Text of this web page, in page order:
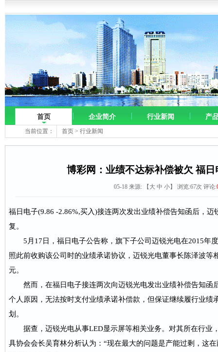
首页 企业简介 行业新闻 产
当前位置： 首页 > 行业新闻
博彩网：业绩不达标补偿被欠 福
05-18 来源: 【 大 中 小】 浏览:67次 评论:
福日电子(9.86 -2.86%,买入)接连两次发出业绩补偿告知函后，
复。
5月17日，福日电子公告称，旗下子公司迈锐光电在2015年
照此前收购该公司时的业绩承诺协议，迈锐光电董事长陈泽波等
元。
然而，在福日电子接连两次向迈锐光电发出业绩补偿告知函
个人原因，无法按时支付业绩承诺补偿款，但保证继续履行业绩
划。
据查，迈锐光电从事LED显示屏等相关业务。对其所在行业
具协会会长吴育林分析认为：“现在最大的问题是产能过剩，这